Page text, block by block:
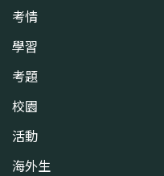
考情
學習
考題
校園
活動
海外生